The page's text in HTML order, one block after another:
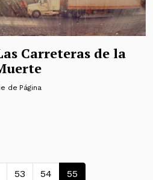
Carreteras de la
de Página
de entradas
53 54 55